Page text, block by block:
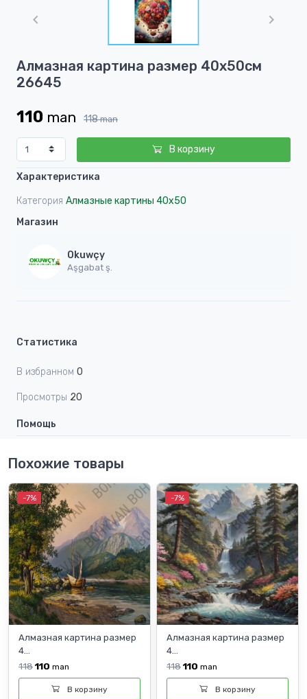
1
of
Алмазная картина размер 40х50см
26645
110 man 118man
В корзину
Характеристика
Категория Алмазные картины 40x50
Магазин
Okuwçy
Aşgabat ş.
Статистика
В избранном 0
Просмотры 20
Помощь
Похожие товары
-7%
Алмазная картина размер
4...
118110 man
В корзину
-7%
Алмазная картина размер
4...
118110 man
В корзину